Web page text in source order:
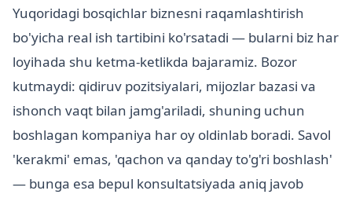
Yuqoridagi bosqichlar biznesni raqamlashtirish
bo'yicha real ish tartibini ko'rsatadi — bularni biz har
loyihada shu ketma-ketlikda bajaramiz. Bozor
kutmaydi: qidiruv pozitsiyalari, mijozlar bazasi va
ishonch vaqt bilan jamg'ariladi, shuning uchun
boshlagan kompaniya har oy oldinlab boradi. Savol
'kerakmi' emas, 'qachon va qanday to'g'ri boshlash'
— bunga esa bepul konsultatsiyada aniq javob